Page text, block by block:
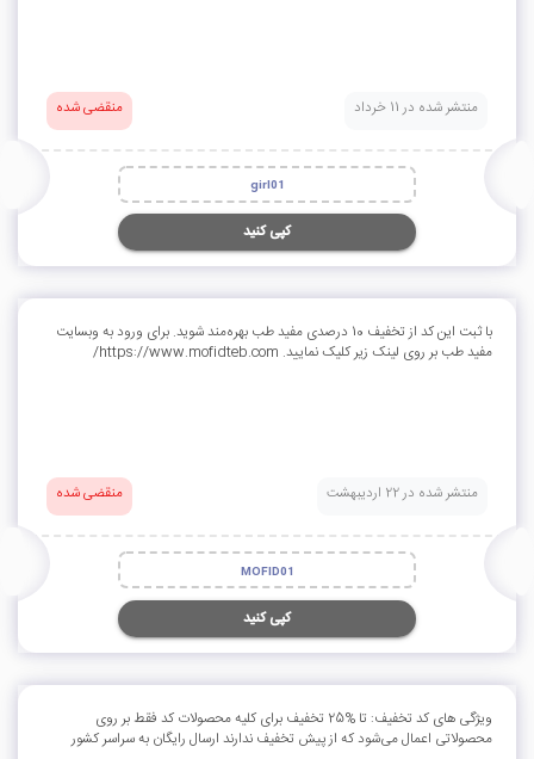
منتشر شده در 11 خرداد منقضی شده
girl01
کپی کنید
با ثبت این کد از تخفیف 10 درصدی مفید طب بهره‌مند شوید. برای ورود به وبسایت
مفید طب بر روی لینک زیر کلیک نمایید. https://www.mofidteb.com/
منتشر شده در 22 اردیبهشت منقضی شده
MOFID01
کپی کنید
ویژگی های کد تخفیف: تا %25 تخفیف برای کلیه محصولات کد فقط بر روی
محصولاتی اعمال می‌شود که از پیش تخفیف ندارند ارسال رایگان به سراسر کشور